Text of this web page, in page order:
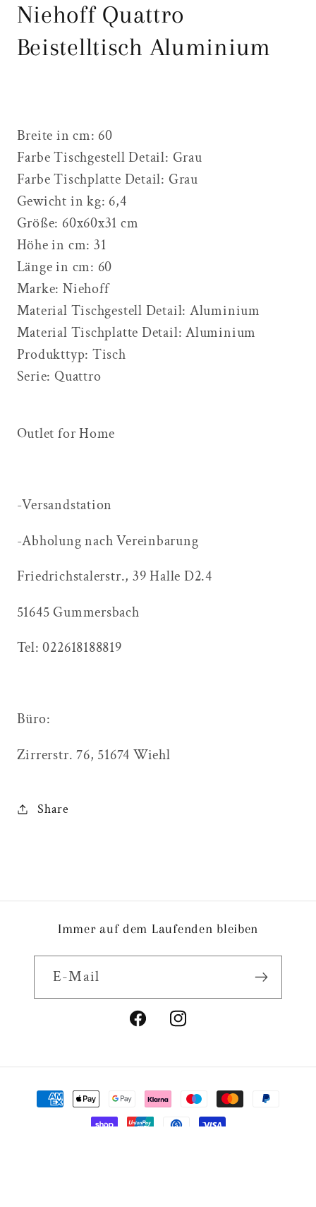
Niehoff Quattro
Beistelltisch Aluminium
Breite in cm: 60
Farbe Tischgestell Detail: Grau
Farbe Tischplatte Detail: Grau
Gewicht in kg: 6,4
Größe: 60x60x31 cm
Höhe in cm: 31
Länge in cm: 60
Marke: Niehoff
Material Tischgestell Detail: Aluminium
Material Tischplatte Detail:Aluminium
Produkttyp: Tisch
Serie: Quattro
Outlet for Home
-Versandstation
-Abholung nach Vereinbarung
Friedrichstalerstr., 39 Halle D2.4
51645 Gummersbach
Tel: 022618188819
Büro:
Zirrerstr. 76, 51674 Wiehl
Share
Immer auf dem Laufenden bleiben
E-Mail
FacebookInstagram
Zahlungsmethoden